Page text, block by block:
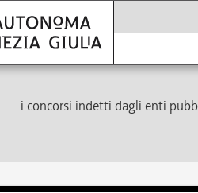
i concorsi indetti dagli enti